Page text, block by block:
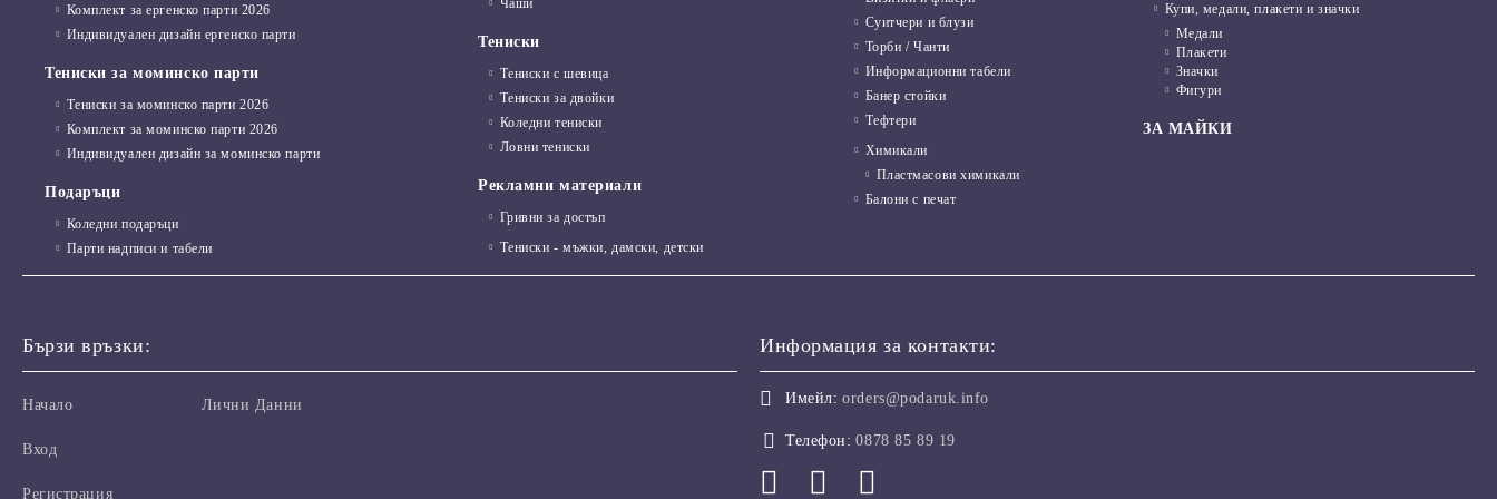
ФОТОСТЕНА под наем
Медали
Фигури
Комплект за ергенско парти 2026
Индивидуален дизайн ергенско парти
Тениски за моминско парти
Тениски за моминско парти 2026
Комплект за моминско парти 2026
Индивидуален дизайн за моминско парти
Подаръци
Коледни подаръци
Парти надписи и табели
Чаши
Тениски
Тениски с шевица
Тениски за двойки
Коледни тениски
Ловни тениски
Рекламни материали
Гривни за достъп
Тениски - мъжки, дамски, детски
Суитчери и блузи
Торби / Чанти
Информационни табели
Банер стойки
Тефтери
Химикали
Пластмасови химикали
Балони с печат
Купи, медали, плакети и значки
Медали
Плакети
Значки
Фигури
ЗА МАЙКИ
Бързи връзки:
Начало
Вход
Регистрация
Лични Данни
Информация за контакти:
Имейл: orders@podaruk.info
Телефон: 0878 85 89 19